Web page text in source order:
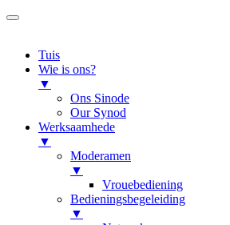
Tuis
Wie is ons?
▼
Ons Sinode
Our Synod
Werksaamhede
▼
Moderamen
▼
Vrouebediening
Bedieningsbegeleiding
▼